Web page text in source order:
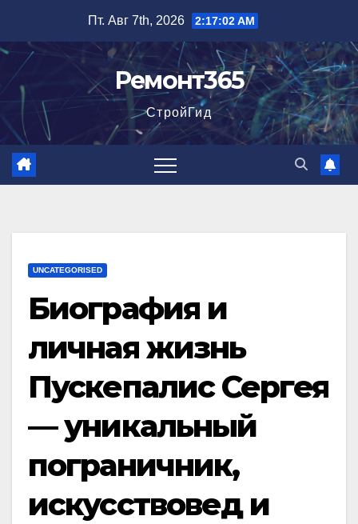
содержимому
Пт. Авг 7th, 2026 2:17:03 AM
Ремонт365
СтройГид
UNCATEGORISED
Биография и
личная жизнь
Пускепалис Сергея
— уникальный
пограничник,
искусствовед и